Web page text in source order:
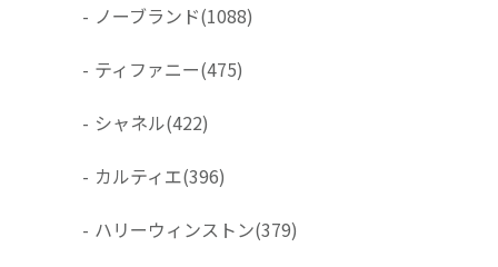
- ノーブランド(1088)
- ティファニー(475)
- シャネル(422)
- カルティエ(396)
- ハリーウィンストン(379)